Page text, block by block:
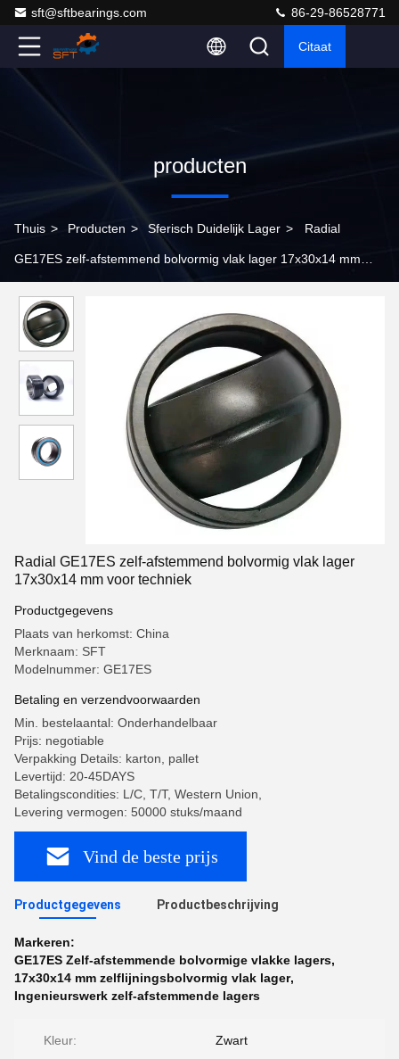
sft@sftbearings.com 86-29-86528771
Citaat
producten
Thuis > Producten > Sferisch Duidelijk Lager > Radial
GE17ES zelf-afstemmend bolvormig vlak lager 17x30x14 mm
Radial GE17ES zelf-afstemmend bolvormig vlak lager
17x30x14 mm voor techniek
Productgegevens
Plaats van herkomst: China
Merknaam: SFT
Modelnummer: GE17ES
Betaling en verzendvoorwaarden
Min. bestelaantal: Onderhandelbaar
Prijs: negotiable
Verpakking Details: karton, pallet
Levertijd: 20-45DAYS
Betalingscondities: L/C, T/T, Western Union,
Levering vermogen: 50000 stuks/maand
Vind de beste prijs
Productgegevens Productbeschrijving
Markeren:
GE17ES Zelf-afstemmende bolvormige vlakke lagers,
17x30x14 mm zelflijningsbolvormig vlak lager,
Ingenieurswerk zelf-afstemmende lagers
Kleur: Zwart